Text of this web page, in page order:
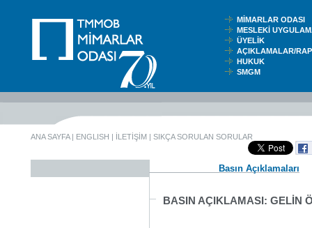
MİMARLAR ODASI
MESLEKİ
ÜYELİK
AÇIKLAMALAR/
HUKUK
SMGM
ANA SAYFA| ENGLISH | İLETİŞİM | SIKÇA SORULAN SORULAR
Basın Açıklamaları
BASIN AÇIKLAMASI: GELİN